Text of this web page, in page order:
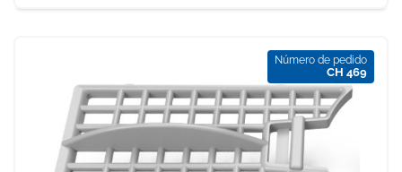
Número de pedido
CH 469